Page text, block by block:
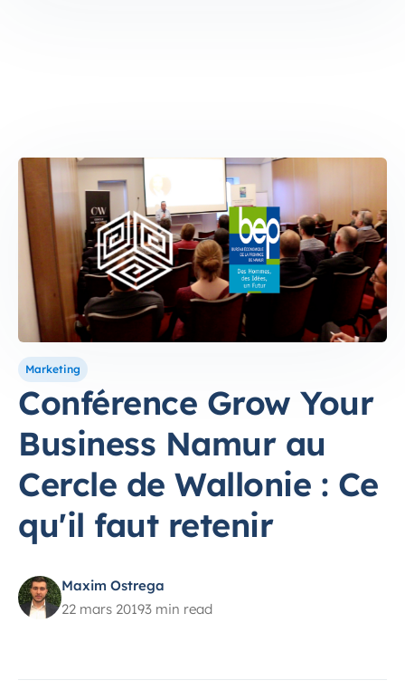
Marketing
Conférence Grow Your
Business Namur au
Cercle de Wallonie : Ce
qu'il faut retenir
Maxim Ostrega
22 mars 20193 min read